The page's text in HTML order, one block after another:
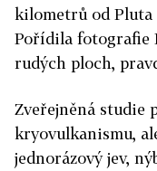
kilometrů od Pluta
Pořídila fotografie
rudých ploch,
Zveřejněná studie
kryovulkanismu,
jednorázový jev,